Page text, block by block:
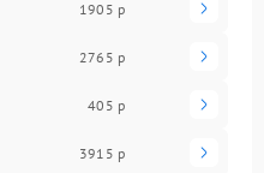
1905 р
2765 р
405 р
3915 р